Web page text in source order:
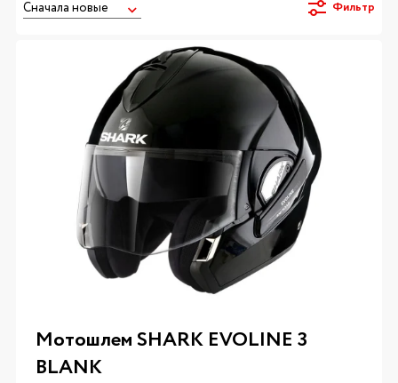
Фильтр
Мотошлем SHARK EVOLINE 3
BLANK